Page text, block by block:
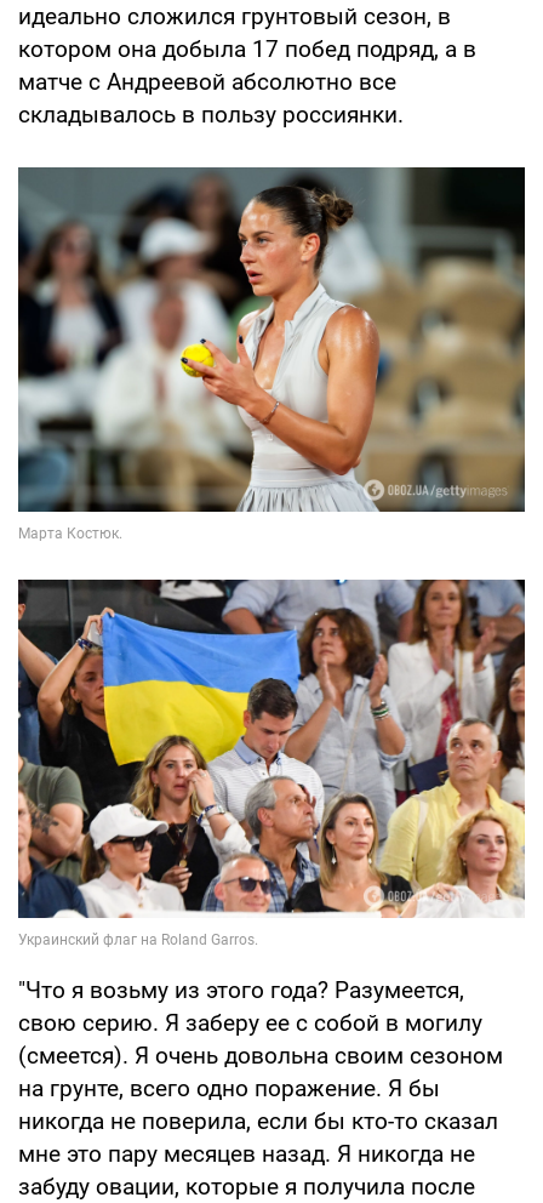
идеально сложился грунтовый сезон, в
котором она добыла 17 побед подряд, а в
матче с Андреевой абсолютно все
складывалось в пользу россиянки.
"Что я возьму из этого года? Разумеется,
свою серию. Я заберу ее с собой в могилу
(смеется). Я очень довольна своим сезоном
на грунте, всего одно поражение. Я бы
никогда не поверила, если бы кто-то сказал
мне это пару месяцев назад. Я никогда не
забуду овации, которые я получила после